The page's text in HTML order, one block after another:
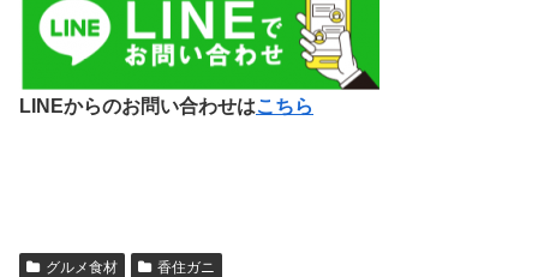
LINEからのお問い合わせはこちら
グルメ食材 香住ガニ